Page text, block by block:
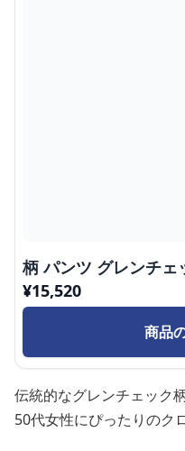
柄 パンツ グレンチェ
¥15,520
商品
伝統的なグレンチェック
50代女性にぴったりのク